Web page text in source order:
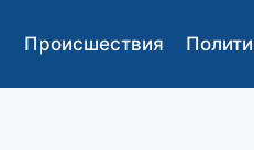
Происшествия